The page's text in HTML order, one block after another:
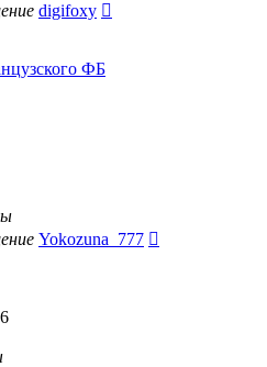
digifoxy
ФБ
Yokozuna_777